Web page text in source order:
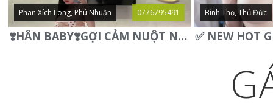
Phan Xích Long, Phú Nhuận 0776795491
❣️HÂN BABY❣️GỢI CẢM NUỘT NÀ DÁNG SON XINH XINH QUYẾN RŨ
Bình Thọ, Thủ Đức